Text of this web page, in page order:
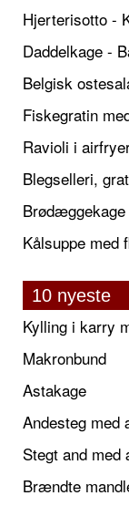
Hjerterisotto -
Daddelkage -
Belgisk
Fiskegratin
Ravioli i
Blegselleri,
Brødæggekage
Kålsuppe
10 nyeste
Kylling i karry
Makronbund
Astakage
Stegt and
Brændte